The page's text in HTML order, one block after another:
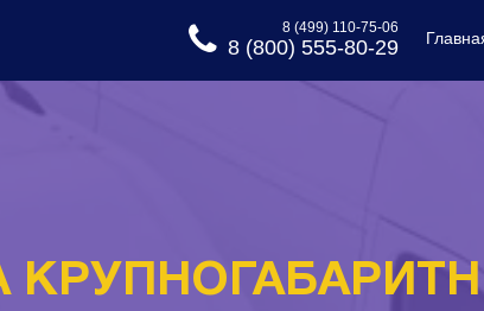
8 (499) 110-75-06
8 (800) 555-80-29